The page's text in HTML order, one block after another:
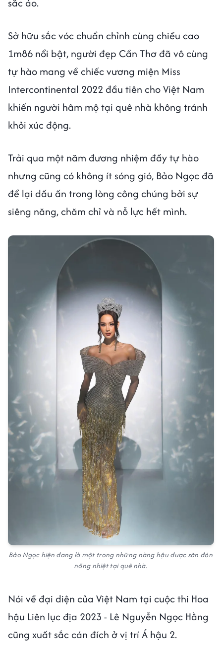
Sở hữu sắc vóc chuẩn chỉnh cùng chiều cao
1m86 nổi bật, người đẹp Cần Thơ đã vô cùng
tự hào mang về chiếc vương miện Miss
Intercontinental 2022 đầu tiên cho Việt Nam
khiến người hâm mộ tại quê nhà không tránh
khỏi xúc động.
Trải qua một năm đương nhiệm đầy tự hào
nhưng cũng có không ít sóng gió, Bảo Ngọc đã
để lại dấu ấn trong lòng công chúng bởi sự
siêng năng, chăm chỉ và nỗ lực hết mình.
Bảo Ngọc hiện đang là một trong những nàng hậu được săn đón
nồng nhiệt tại quê nhà.
Nói về đại diện của Việt Nam tại cuộc thi Hoa
hậu Liên lục địa 2023 - Lê Nguyễn Ngọc Hằng
cũng xuất sắc cán đích ở vị trí Á hậu 2.